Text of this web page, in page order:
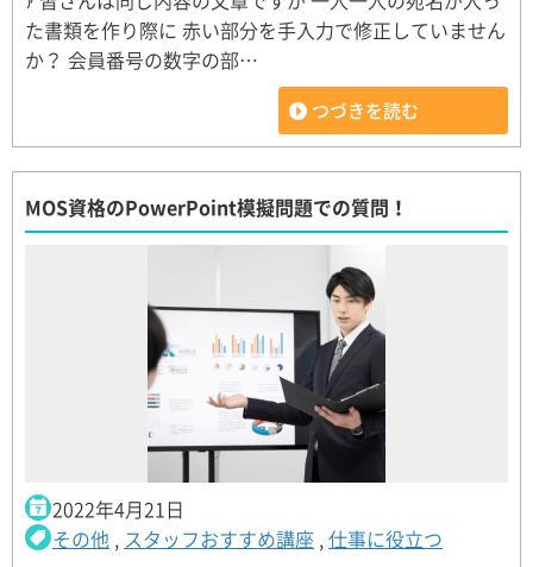
た書類を作り際に 赤い部分を手入力で修正していません
か？ 会員番号の数字の部…
つづきを読む
MOS資格のPowerPoint模擬問題での質問！
2022年4月21日
その他 , スタッフおすすめ講座 ,仕事に役立つ